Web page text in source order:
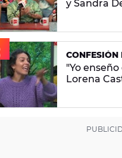
y Sandra
CONFESIÓN
"Yo
Lorena